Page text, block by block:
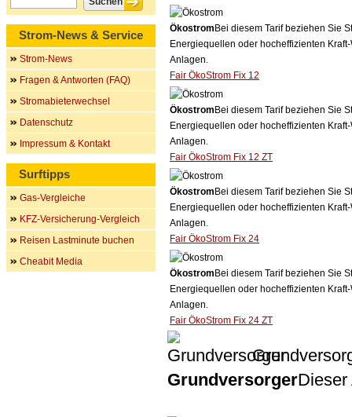
Ökostrom Bei diesem Tarif beziehen Sie
Energiequellen oder hocheffizienten
Anlagen.
Fair ÖkoStrom Fix 12
Ökostrom Bei diesem Tarif beziehen Sie
Energiequellen oder hocheffizienten
Anlagen.
Fair ÖkoStrom Fix 12 ZT
Ökostrom Bei diesem Tarif beziehen Sie
Energiequellen oder hocheffizienten
Anlagen.
Fair ÖkoStrom Fix 24
Ökostrom Bei diesem Tarif beziehen Sie
Energiequellen oder hocheffizienten
Anlagen.
Fair ÖkoStrom Fix 24 ZT
GrundversorgerDieser
Strom-News & Service
Strom-News
Fragen & Antworten (FAQ)
Stromabieterwechsel
Datenschutz
Impressum & Kontakt
Surftipps
Gas-Vergleiche
KFZ-Versicherung-Vergleich
Reisen Lastminute buchen
Cheabit Media